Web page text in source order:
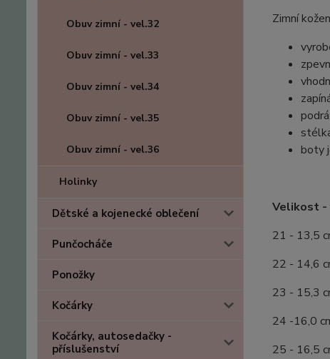
Obuv zimní - vel.32
Obuv zimní - vel.33
Obuv zimní - vel.34
Obuv zimní - vel.35
Obuv zimní - vel.36
Holinky
Dětské a kojenecké oblečení
Punčocháče
Ponožky
Kočárky
Kočárky, autosedačky -
příslušenství
Zimní
boty
Velikost -
21 - 13,5
22 - 14,6
23 - 15,3
24 -16,0
25 - 16,5